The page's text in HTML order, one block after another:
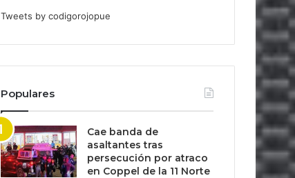
Tweets by codigorojopue
Populares
Cae banda de
asaltantes tras
persecución por atraco
en Coppel de la 11 Norte